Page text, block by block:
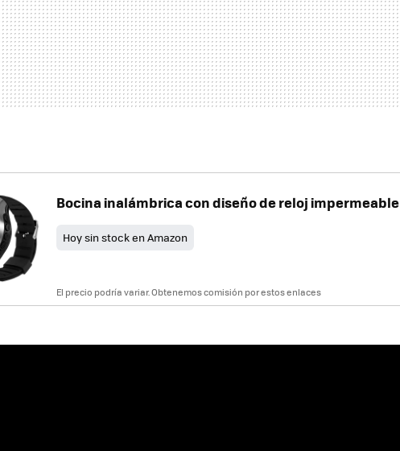
Bocina inalámbrica con diseño de reloj impermeable
Hoy sin stock en Amazon
El precio podría variar. Obtenemos comisión por estos enlaces